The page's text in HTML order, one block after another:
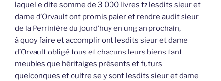
laquelle dite somme de 3 000 livres tz lesdits sieur et
dame d’Orvault ont promis paier et rendre audit sieur
de la Perrinière du jourd’huy en ung an prochain,
à quoy faire et accomplir ont lesdits sieur et dame
d’Orvault obligé tous et chacuns leurs biens tant
meubles que héritaiges présents et futurs
quelconques et oultre se y sont lesdits sieur et dame